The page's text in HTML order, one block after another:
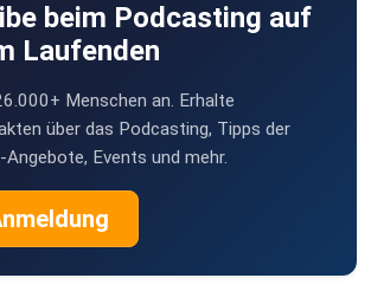
beim Podcasting auf
Laufenden
Menschen an. Erhalte
über das Podcasting, Tipps der
Events und mehr.